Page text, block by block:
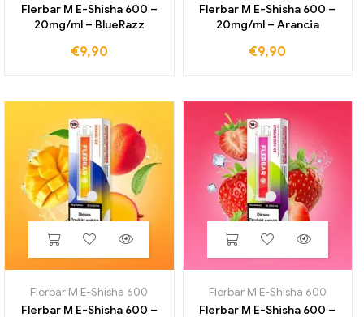
Flerbar M E-Shisha 600 –
20mg/ml – BlueRazz
€9,90
Flerbar M E-Shisha 600 –
20mg/ml – Arancia
€9,90
Flerbar M E-Shisha 600
Flerbar M E-Shisha 600 –
Flerbar M E-Shisha 600
Flerbar M E-Shisha 600 –